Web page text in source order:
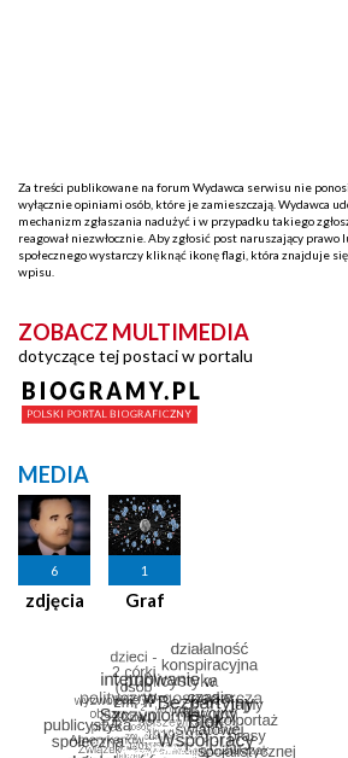
Za treści publikowane na forum Wydawca serwisu nie
wyłącznie opiniami osób, które je zamieszczają. Wydawca
mechanizm zgłaszania nadużyć i w przypadku takiego
reagował niezwłocznie. Aby zgłosić post naruszający prawo
społecznego wystarczy kliknąć ikonę flagi, która znajduje
wpisu.
ZOBACZ MULTIMEDIA
dotyczące tej postaci w portalu
MEDIA
6
zdjęcia
1
Graf